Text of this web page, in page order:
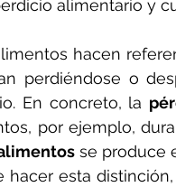
alimentario y
hacen
perdiéndose o
En concreto, la
por ejemplo,
se produce
hacer esta